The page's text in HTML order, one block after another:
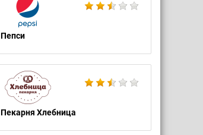
Пепси
Пекарня Хлебница